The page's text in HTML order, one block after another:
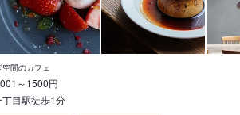
間のカフェ
～1500円
目駅徒歩1分